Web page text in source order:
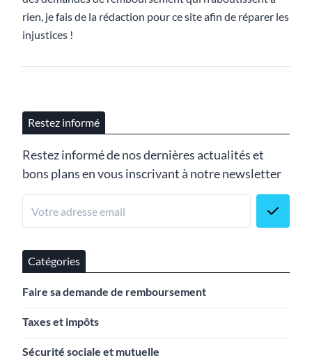
rien, je fais de la rédaction pour ce site afin de réparer les
injustices !
Restez informé
Restez informé de nos dernières actualités et
bons plans en vous inscrivant à notre newsletter
Catégories
Faire sa demande de remboursement
Taxes et impôts
Sécurité sociale et mutuelle